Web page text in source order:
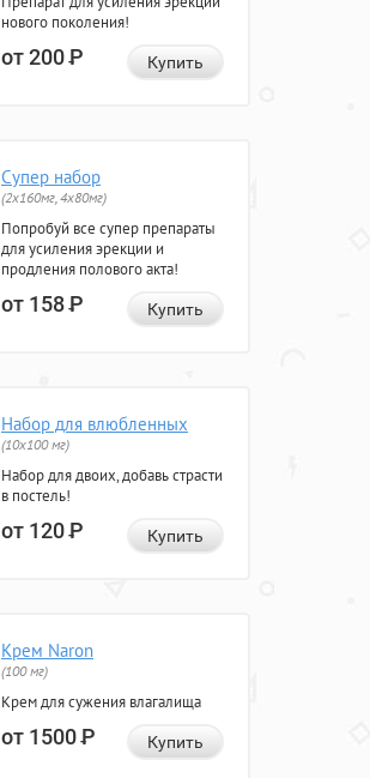
нового поколения!
от 200Р Купить
Супер набор
(2х160мг, 4х80мг)
Попробуй все супер препараты
для усиления эрекции и
продления полового акта!
от 158Р Купить
Набор для влюбленных
(10х100 мг)
Набор для двоих, добавь страсти
в постель!
от 120Р Купить
Крем Naron
(100 мг)
Крем для сужения влагалища
от 1500Р Купить